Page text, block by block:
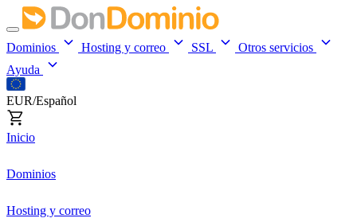
Dominios Hosting y correo SSL
Otros servicios
Ayuda
EUR/Español
Inicio
Dominios
Hosting y correo